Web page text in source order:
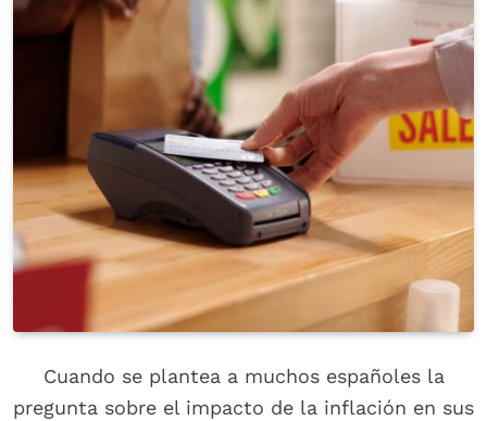
Cuando se plantea a muchos españoles la
pregunta sobre el impacto de la inflación en sus